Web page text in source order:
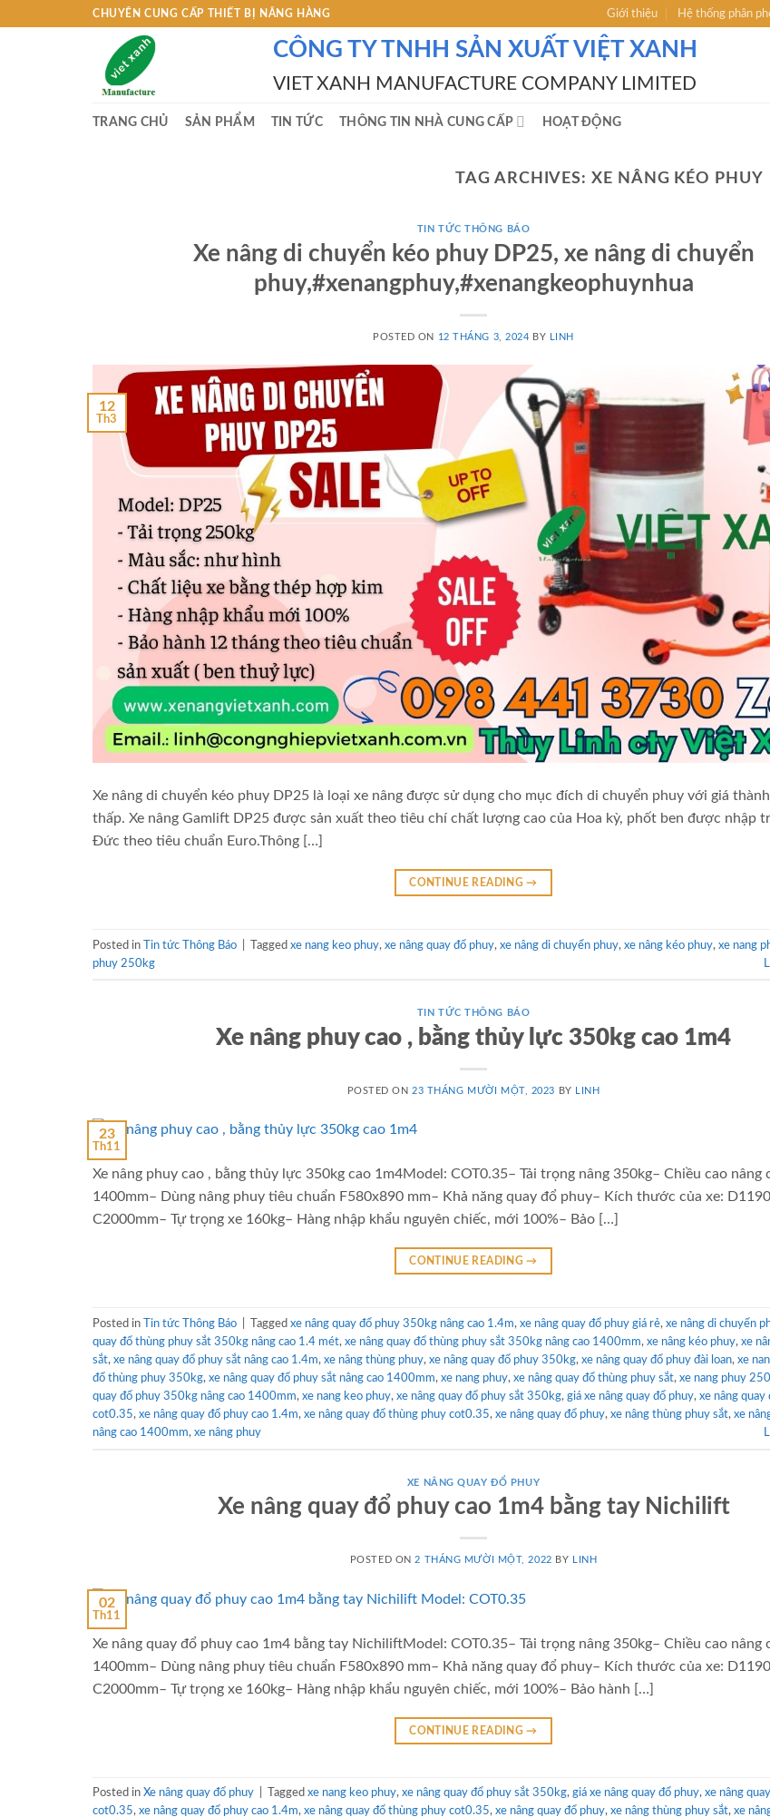
CHUYÊN CUNG CẤP THIẾT BỊ NÂNG HÀNG Giới thiệu Hệ thống phân
CÔNG TY TNHH SẢN XUẤT VIỆT XANH
VIET XANH MANUFACTURE COMPANY LIMITED
TRANG CHỦ SẢN PHẨM TIN TỨC THÔNG TIN NHÀ CUNG CẤP HOẠT ĐỘNG
TAG ARCHIVES:XE NÂNG KÉO PHUY
TIN TỨC THÔNG BÁO
Xe nâng di chuyển kéo phuy DP25, xe nâng di chuyển
phuy,#xenangphuy,#xenangkeophuynhua
POSTED ON 12 THÁNG 3, 2024 BY LINH
12
Th3
Xe nâng di chuyển kéo phuy DP25 là loại xe nâng được sử dụng cho mục đích di chuyển phuy với giá
thấp. Xe nâng Gamlift DP25 được sản xuất theo tiêu chí chất lượng cao của Hoa kỳ, phốt ben được nhập
Đức theo tiêu chuẩn Euro.Thông […]
CONTINUE READING→
Posted in Tin tức Thông Báo Tagged xe nang keo phuy, xe nâng quay đổ phuy, xe nâng di chuyển phuy, xe nâng kéo phuy, xe nang
phuy 250kg
TIN TỨC THÔNG BÁO
Xe nâng phuy cao , bằng thủy lực 350kg cao 1m4
POSTED ON 23 THÁNG MƯỜI MỘT, 2023 BY LINH
23
Th11
Xe nâng phuy cao , bằng thủy lực 350kg cao 1m4Model: COT0.35– Tải trọng nâng 350kg– Chiều cao nâng
1400mm– Dùng nâng phuy tiêu chuẩn F580x890 mm– Khả năng quay đổ phuy– Kích thước của xe:
C2000mm– Tự trọng xe 160kg– Hàng nhập khẩu nguyên chiếc, mới 100%– Bảo […]
CONTINUE READING→
Posted in Tin tức Thông Báo Tagged xe nâng quay đổ phuy 350kg nâng cao 1.4m, xe nâng quay đổ phuy giá rẻ, xe nâng di chuyển
quay đổ thùng phuy sắt 350kg nâng cao 1.4 mét, xe nâng quay đổ thùng phuy sắt 350kg nâng cao 1400mm, xe nâng kéo phuy, xe
sắt, xe nâng quay đổ phuy sắt nâng cao 1.4m, xe nâng thùng phuy, xe nâng quay đổ phuy 350kg, xe nâng quay đổ phuy đài loan, xe
đổ thùng phuy 350kg, xe nâng quay đổ phuy sắt nâng cao 1400mm, xe nang phuy, xe nâng quay đổ thùng phuy sắt, xe nang phuy
quay đổ phuy 350kg nâng cao 1400mm, xe nang keo phuy, xe nâng quay đổ phuy sắt 350kg, giá xe nâng quay đổ phuy, xe nâng quay
cot0.35, xe nâng quay đổ phuy cao 1.4m, xe nâng quay đổ thùng phuy cot0.35, xe nâng quay đổ phuy, xe nâng thùng phuy sắt, xe
nâng cao 1400mm, xe nâng phuy
XE NÂNG QUAY ĐỔ PHUY
Xe nâng quay đổ phuy cao 1m4 bằng tay Nichilift
POSTED ON 2 THÁNG MƯỜI MỘT, 2022 BY LINH
02
Th11
Xe nâng quay đổ phuy cao 1m4 bằng tay NichiliftModel: COT0.35– Tải trọng nâng 350kg– Chiều cao nâng
1400mm– Dùng nâng phuy tiêu chuẩn F580x890 mm– Khả năng quay đổ phuy– Kích thước của xe:
C2000mm– Tự trọng xe 160kg– Hàng nhập khẩu nguyên chiếc, mới 100%– Bảo hành […]
CONTINUE READING→
Posted in Xe nâng quay đổ phuy Tagged xe nang keo phuy, xe nâng quay đổ phuy sắt 350kg, giá xe nâng quay đổ phuy, xe nâng
cot0.35, xe nâng quay đổ phuy cao 1.4m, xe nâng quay đổ thùng phuy cot0.35, xe nâng quay đổ phuy, xe nâng thùng phuy sắt, xe